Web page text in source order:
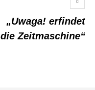
„Uwaga! erfindet
die Zeitmaschine“